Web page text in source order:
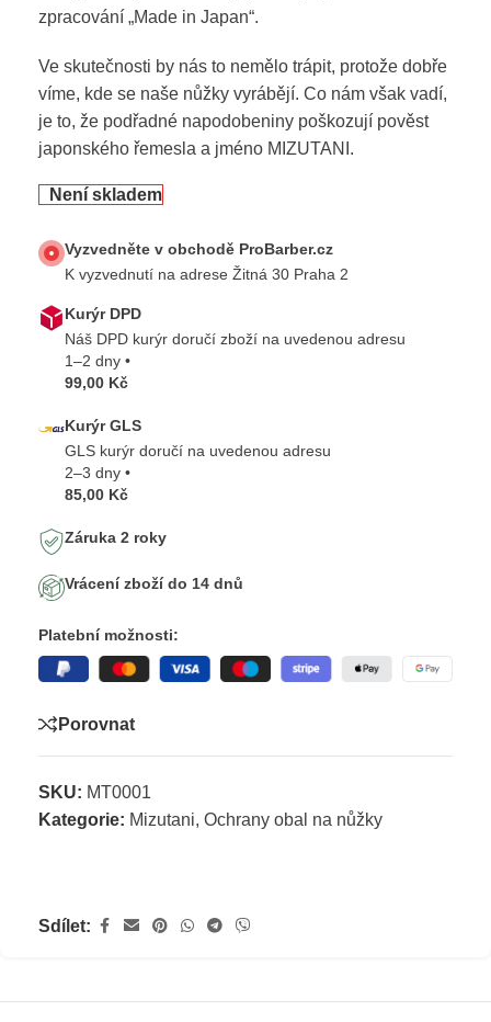
zpracování „Made in Japan“.
Ve skutečnosti by nás to nemělo trápit, protože dobře
víme, kde se naše nůžky vyrábějí. Co nám však vadí,
je to, že podřadné napodobeniny poškozují pověst
japonského řemesla a jméno MIZUTANI.
Není skladem
Vyzvedněte v obchodě ProBarber.cz
K vyzvednutí na adrese Žitná 30 Praha 2
Kurýr DPD
Náš DPD kurýr doručí zboží na uvedenou adresu
1–2 dny •
99,00 Kč
Kurýr GLS
GLS kurýr doručí na uvedenou adresu
2–3 dny •
85,00 Kč
Záruka 2 roky
Vrácení zboží do 14 dnů
Platební možnosti:
Porovnat
SKU: MT0001
Kategorie: Mizutani, Ochrany obal na nůžky
Sdílet: